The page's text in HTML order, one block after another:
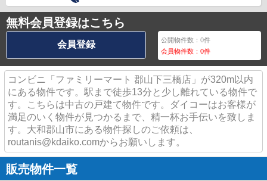
無料会員登録はこちら
会員登録 公開物件数：0件
会員物件数：0件
コンビニ「ファミリーマート 郡山下三橋店」が320m以内
にある物件です。駅まで徒歩13分と少し離れている物件で
す。こちらは中古の戸建て物件です。ダイコーはお客様が
満足のいく物件が見つかるまで、精一杯お手伝いを致しま
す。大和郡山市にある物件探しのご依頼は、
routanis@kdaiko.comからお願いします。
販売物件一覧